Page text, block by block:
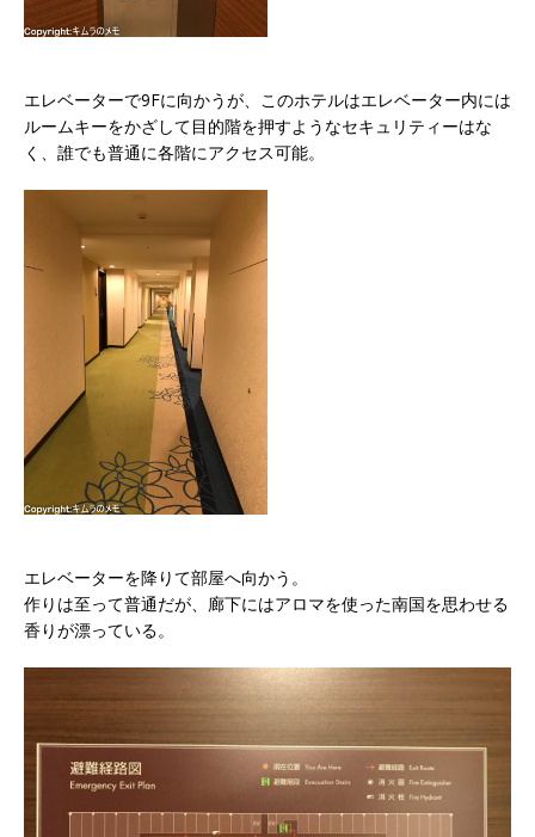
エレベーターで9Fに向かうが、このホテルはエレベーター内には
ルームキーをかざして目的階を押すようなセキュリティーはな
く、誰でも普通に各階にアクセス可能。
エレベーターを降りて部屋へ向かう。
作りは至って普通だが、廊下にはアロマを使った南国を思わせる
香りが漂っている。